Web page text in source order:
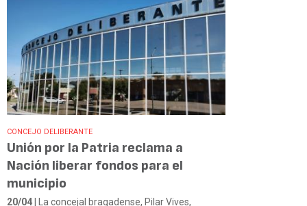
CONCEJO DELIBERANTE
Unión por la Patria reclama a
Nación liberar fondos para el
municipio
20/04 | La concejal bragadense, Pilar Vives,